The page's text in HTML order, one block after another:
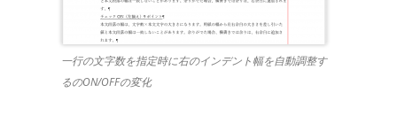
一行の文字数を指定時に右のインデント幅を自動調整す
るのON/OFFの変化